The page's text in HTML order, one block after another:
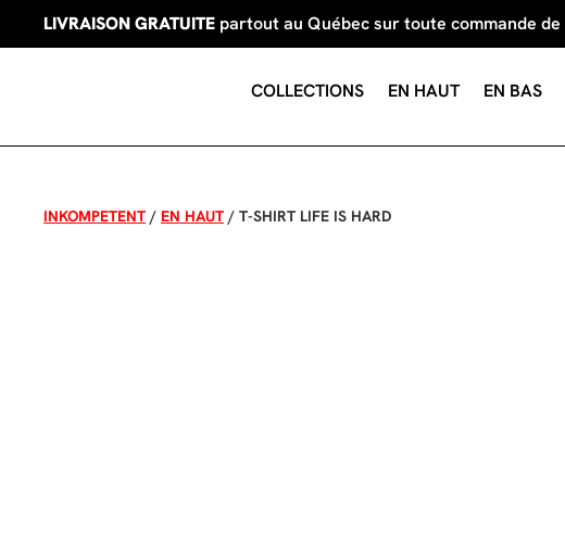
LIVRAISON GRATUITE partout au Québec sur toute commande de
COLLECTIONS EN HAUT EN BAS
INKOMPETENT / EN HAUT / T-SHIRT LIFE IS HARD